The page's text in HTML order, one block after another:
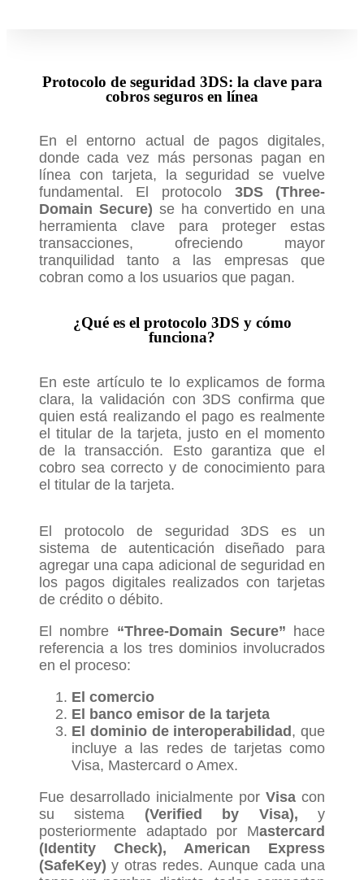
Protocolo de seguridad 3DS: la clave para
cobros seguros en línea
En el entorno actual de pagos digitales,
donde cada vez más personas pagan en
línea con tarjeta, la seguridad se vuelve
fundamental. El protocolo 3DS (Three-
Domain Secure) se ha convertido en una
herramienta clave para proteger estas
transacciones, ofreciendo mayor
tranquilidad tanto a las empresas que
cobran como a los usuarios que pagan.
¿Qué es el protocolo 3DS y cómo
funciona?
En este artículo te lo explicamos de forma
clara, la validación con 3DS confirma que
quien está realizando el pago es realmente
el titular de la tarjeta, justo en el momento
de la transacción. Esto garantiza que el
cobro sea correcto y de conocimiento para
el titular de la tarjeta.
El protocolo de seguridad 3DS es un
sistema de autenticación diseñado para
agregar una capa adicional de seguridad en
los pagos digitales realizados con tarjetas
de crédito o débito.
El nombre “Three-Domain Secure” hace
referencia a los tres dominios involucrados
en el proceso:
El comercio
El banco emisor de la tarjeta
El dominio de interoperabilidad, que
incluye a las redes de tarjetas como
Visa, Mastercard o Amex.
Fue desarrollado inicialmente porVisacon
su sistema (Verified by Visa),y
posteriormente adaptado por Mastercard
(Identity Check),
American Express
(SafeKey) y otras redes. Aunque cada una